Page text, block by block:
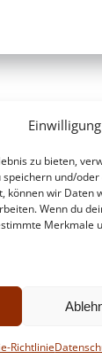
zu bieten,
und/
können wir Daten
Wenn du
Merkmale
Richtlinie